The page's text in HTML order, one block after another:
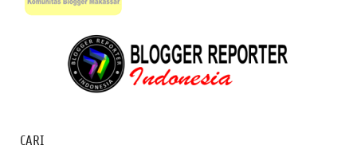
CARI